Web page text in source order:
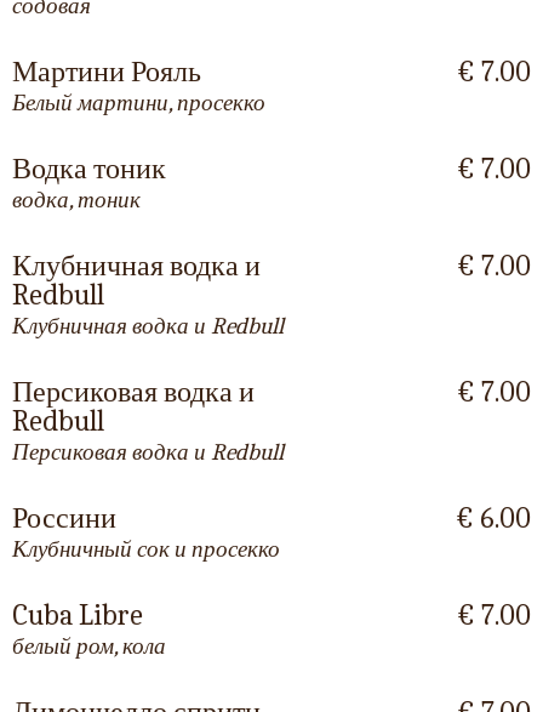
содовая
Мартини Рояль
Белый мартини, просекко
€ 7.00
Водка тоник
водка, тоник
€ 7.00
Клубничная водка и
Redbull
Клубничная водка и Redbull
€ 7.00
Персиковая водка и
Redbull
Персиковая водка и Redbull
€ 7.00
Россини
Клубничный сок и просекко
€ 6.00
Cuba Libre
белый ром, кола
€ 7.00